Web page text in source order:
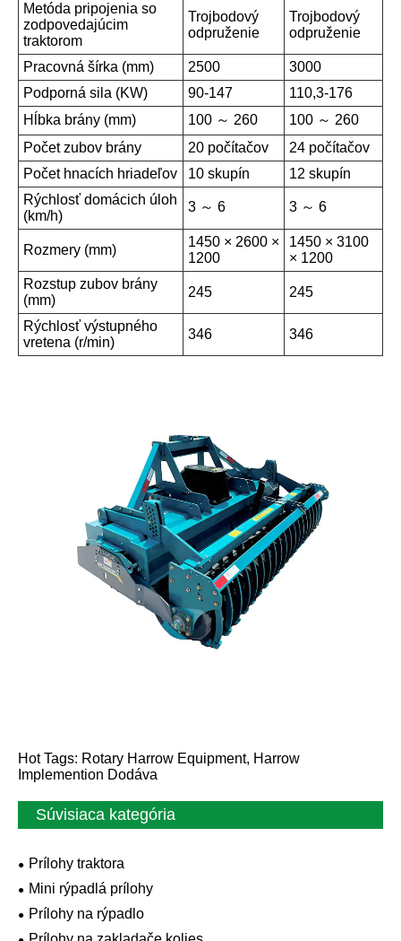
Metóda pripojenia so
zodpovedajúcim
traktorom
Trojbodový
odpruženie
Trojbodový
odpruženie
Pracovná šírka (mm) 2500
3000
Podporná sila (KW)
90-147
110,3-176
Hĺbka brány (mm)
100 ～ 260
100 ～ 260
Počet zubov brány
20 počítačov
24 počítačov
Počet hnacích hriadeľov
10 skupín
12 skupín
Rýchlosť domácich úloh
(km/h)
3 ～ 6 3 ～ 6
Rozmery (mm)
1450 × 2600 ×
1200
1450 × 3100
× 1200
Rozstup zubov brány
(mm)
245 245
Rýchlosť výstupného
vretena (r/min)
346 346
Hot Tags: Rotary Harrow Equipment, Harrow
Implemention Dodáva
Súvisiaca kategória
Prílohy traktora
Mini rýpadlá prílohy
Prílohy na rýpadlo